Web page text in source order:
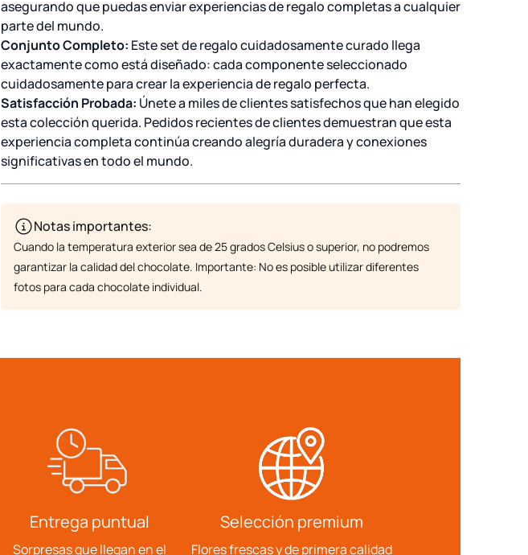
asegurando que puedas enviar experiencias de regalo completas a cualquier
parte del mundo.
Conjunto Completo: Este set de regalo cuidadosamente curado llega
exactamente como está diseñado: cada componente seleccionado
cuidadosamente para crear la experiencia de regalo perfecta.
Satisfacción Probada: Únete a miles de clientes satisfechos que han elegido
esta colección querida. Pedidos recientes de clientes demuestran que esta
experiencia completa continúa creando alegría duradera y conexiones
significativas en todo el mundo.
Notas importantes:
Cuando la temperatura exterior sea de 25 grados Celsius o superior, no podremos
garantizar la calidad del chocolate. Importante: No es posible utilizar diferentes
fotos para cada chocolate individual.
Entrega puntual
Sorpresas que llegan en el
Selección premium
Flores frescas y de primera calidad